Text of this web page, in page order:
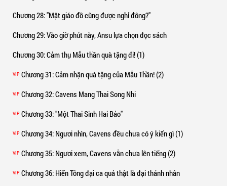
Chương 28: "Mật giáo đồ cũng được nghỉ đông?"
Chương 29: Vào giờ phút này, Ansu lựa chọn đọc sách
Chương 30: Cảm thụ Mẫu thần quà tặng đi! (1)
VIP Chương 31: Cảm nhận quà tặng của Mẫu Thần! (2)
VIP Chương 32: Cavens Mang Thai Song Nhi
VIP Chương 33: "Một Thai Sinh Hai Bảo"
VIP Chương 34: Ngươi nhìn, Cavens đều chưa có ý kiến gì (1)
VIP Chương 35: Ngươi xem, Cavens vẫn chưa lên tiếng (2)
VIP Chương 36: Hiến Tông đại ca quả thật là đại thánh nhân